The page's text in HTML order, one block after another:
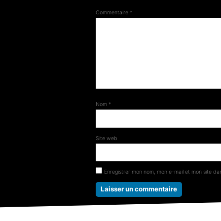
Commentaire *
Nom *
Site web
Enregistrer mon nom, mon e-mail et mon site